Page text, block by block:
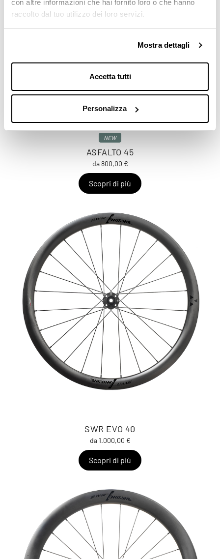
con altre informazioni che hai fornito loro o che hanno
raccolto dal tuo utilizzo dei loro servizi.
Mostra dettagli
Accetta tutti
Personalizza
NEW
ASFALTO 45
da 800,00 €
Scopri di più
SWR EVO 40
da 1.000,00 €
Scopri di più